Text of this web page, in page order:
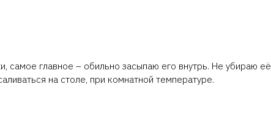
самое главное – обильно засыпаю его внутрь. Не убираю её
на столе, при комнатной температуре.